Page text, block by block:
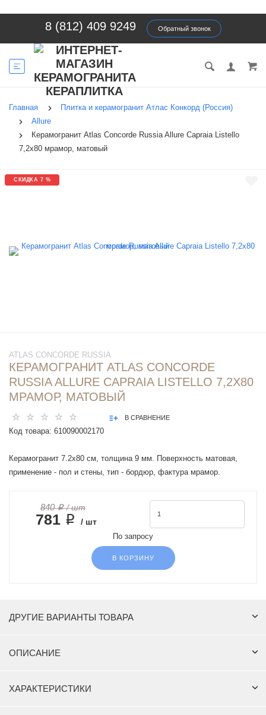
8 (812) 409 9249 Обратный звонок
Главная
Плитка и керамогранит Атлас Конкорд (Россия)
Allure
Керамогранит Atlas Concorde Russia Allure Capraia Listello
7,2x80 мрамор, матовый
СКИДКА 7 %
ATLAS CONCORDE RUSSIA
КЕРАМОГРАНИТ ATLAS CONCORDE
RUSSIA ALLURE CAPRAIA LISTELLO 7,2X80
МРАМОР, МАТОВЫЙ
В СРАВНЕНИЕ
Код товара: 610090002170
Керамогранит 7.2x80 см, толщина 9 мм. Поверхность матовая,
применение - пол и стены, тип - бордюр, фактура мрамор.
840 ₽/ шт
781 ₽ / шт
По запросу
В КОРЗИНУ
ДРУГИЕ ВАРИАНТЫ ТОВАРА
ОПИСАНИЕ
ХАРАКТЕРИСТИКИ